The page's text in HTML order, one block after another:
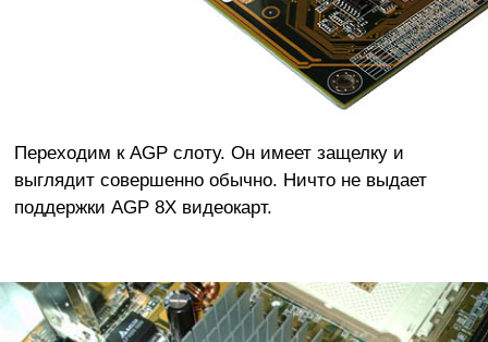
Переходим к AGP слоту. Он имеет защелку и
выглядит совершенно обычно. Ничто не выдает
поддержки AGP 8X видеокарт.